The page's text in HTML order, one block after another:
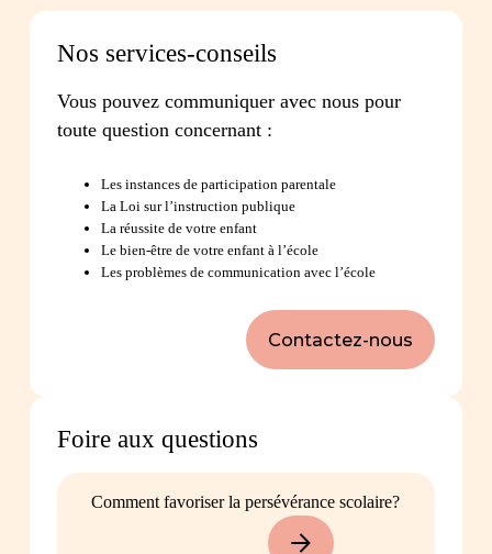
Nos services-conseils
Vous pouvez communiquer avec nous pour
toute question concernant :
Les instances de participation parentale
La Loi sur l’instruction publique
La réussite de votre enfant
Le bien-être de votre enfant à l’école
Les problèmes de communication avec l’école
Contactez-nous
Foire aux questions
Comment favoriser la persévérance scolaire?